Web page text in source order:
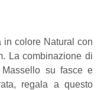
in colore Natural con
La combinazione di
su fasce e
regala a questo